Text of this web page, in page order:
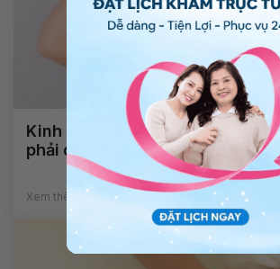
Kinh nguyệt thất thường, đau
phải dấu hiệu thai ngoài tử
Xem thêm